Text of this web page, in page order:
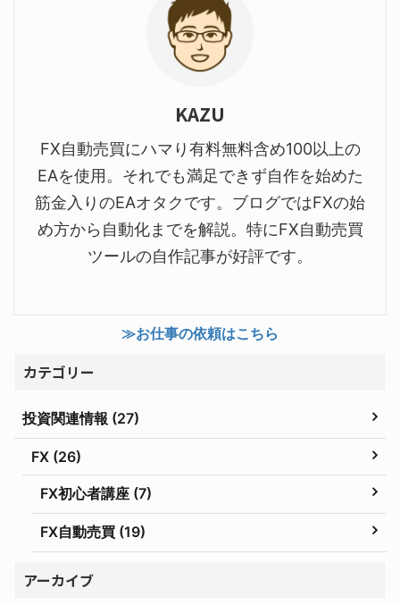
KAZU
FX自動売買にハマり有料無料含め100以上の
EAを使用。それでも満足できず自作を始めた
筋金入りのEAオタクです。ブログではFXの始
め方から自動化までを解説。特にFX自動売買
ツールの自作記事が好評です。
≫お仕事の依頼はこちら
カテゴリー
投資関連情報 (27)
FX (26)
FX初心者講座 (7)
FX自動売買 (19)
アーカイブ